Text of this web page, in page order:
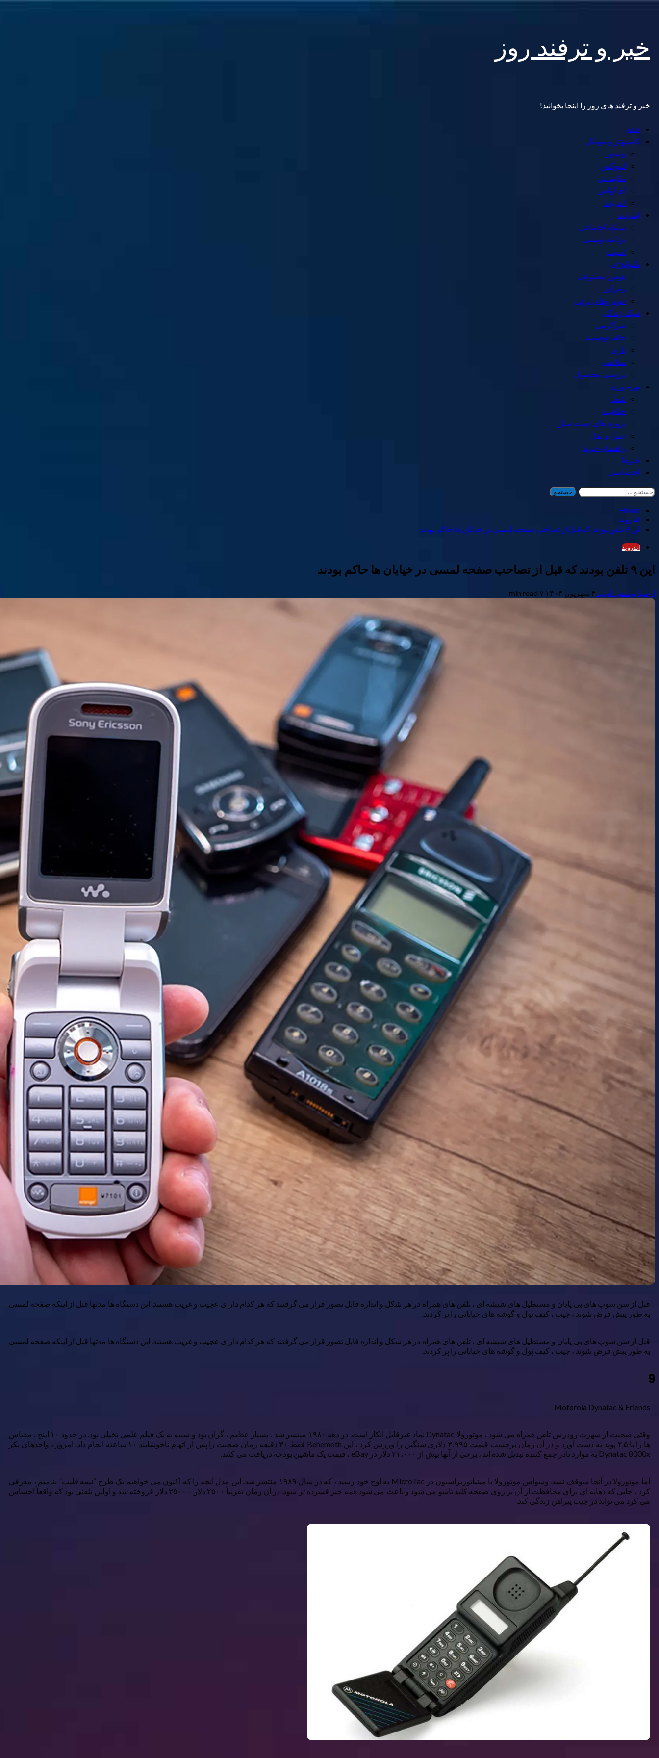
content
خبر و ترفند روز
خبر و ترفند های روز را اینجا بخوانید!
Primary
Menu
خانه
کامپیوتر و موبایل
ویندوز
لینوکس
مکینتاش
آی اواس
اندروید
اینترنت
شبکه اجتماعی
برنامه نویسی
امنیت
تکنولوژی
هوش مصنوعی
رمزارز
خودروهای برقی
سبک زندگی
سرگرمی
خانه هوشمند
بازی
سلامتی
بررسی محصول
بهره وری
شغل
خلاقیت
پروژه های دست ساز
حمل و نقل
راهنمای خرید
خبرها
اختصاصی
جستجو
برای:
Home
اندروید
این 9 تلفن بودند که قبل از تصاحب صفحه لمسی در خیابان ها حاکم بودند
اندروید
این ۹ تلفن بودند که قبل از تصاحب صفحه لمسی در خیابان ها حاکم بودند
ارشیا یوسفی ادیب ۳ شهریور, ۱۴۰۴ ۷ min read
قبل از سن سوپ های بی پایان و مستطیل های شیشه ای ، تلفن های همراه در هر شکل و اندازه قابل تصور قرار می گرفتند که هر کدام دارای عجیب و غریب هستند. این دستگاه ها مدتها قبل از اینکه صفحه لمسی
به طور پیش فرض شوند ، جیب ، کیف پول و گوشه های خیابانی را پر کردند.
قبل از سن سوپ های بی پایان و مستطیل های شیشه ای ، تلفن های همراه در هر شکل و اندازه قابل تصور قرار می گرفتند که هر کدام دارای عجیب و غریب هستند. این دستگاه ها مدتها قبل از اینکه صفحه لمسی
به طور پیش فرض شوند ، جیب ، کیف پول و گوشه های خیابانی را پر کردند.
9
Motorola Dynatac & Friends
وقتی صحبت از شهرت زودرس تلفن همراه می شود ، موتورولا Dynatac نماد غیرقابل انکار است. در دهه ۱۹۸۰ منتشر شد ، بسیار عظیم ، گران بود و شبیه به یک فیلم علمی تخیلی بود. در حدود ۱۰ اینچ ، مقیاس
ها را با ۲.۵ پوند به دست آورد و در آن زمان برچسب قیمت ۳،۹۹۵ دلاری سنگین را ورزش کرد ، این Behemoth فقط ۳۰ دقیقه زمان صحبت را پس از اتهام ناخوشایند ۱۰ ساعته انجام داد. امروز ، واحدهای بکر
Dynatac 8000x به موارد نادر جمع کننده تبدیل شده اند ، برخی از آنها بیش از ۲۱،۰۰۰ دلار در eBay ، قیمت یک ماشین بودجه دریافت می کنند.
اما موتورولا در آنجا متوقف نشد. وسواس موتورولا با مینیاتوریزاسیون در MicroTac به اوج خود رسید ، که در سال ۱۹۸۹ منتشر شد. این مدل آنچه را که اکنون می خواهیم یک طرح “نیمه فلیپ” بنامیم ، معرفی
کرد ، جایی که دهانه ای برای محافظت از آن بر روی صفحه کلید تاشو می شود و باعث می شود همه چیز فشرده تر شود. در آن زمان تقریباً ۲۵۰۰ دلار – ۳۵۰۰ دلار فروخته شد و اولین تلفنی بود که واقعاً احساس
می کرد می تواند در جیب پیراهن زندگی کند.